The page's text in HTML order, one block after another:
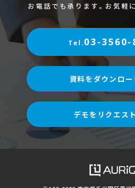
お電話でも承ります。お気軽
Tel.03-3560-
資料をダウンロー
デモをリクエス